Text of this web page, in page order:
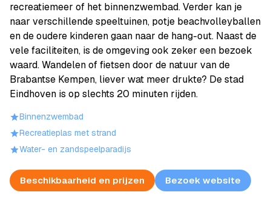
recreatiemeer of het binnenzwembad. Verder kan je
naar verschillende speeltuinen, potje beachvolleyballen
en de oudere kinderen gaan naar de hang-out. Naast de
vele faciliteiten, is de omgeving ook zeker een bezoek
waard. Wandelen of fietsen door de natuur van de
Brabantse Kempen, liever wat meer drukte? De stad
Eindhoven is op slechts 20 minuten rijden.
Binnenzwembad
Recreatieplas met strand
Water- en zandspeelparadijs
Beschikbaarheid en prijzen Bezoek website